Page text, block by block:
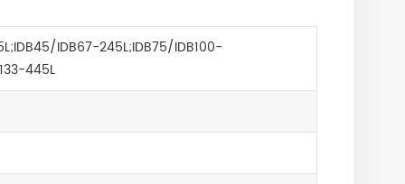
IDB67-245L;IDB75/IDB100-
445L